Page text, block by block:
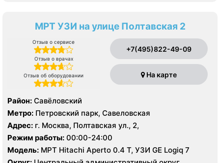
МРТ УЗИ на улице Полтавская 2
Отзыв о сервисе
Отзыв о врачах
Отзыв об оборудовании
+7(495)822-49-09
На карте
Район: Савёловский
Метро: Петровский парк, Савеловская
Адрес: г. Москва, Полтавская ул., 2,
Режим работы: 00:00-24:00
Модель: МРТ Hitachi Aperto 0.4 Т, УЗИ GE Logiq 7